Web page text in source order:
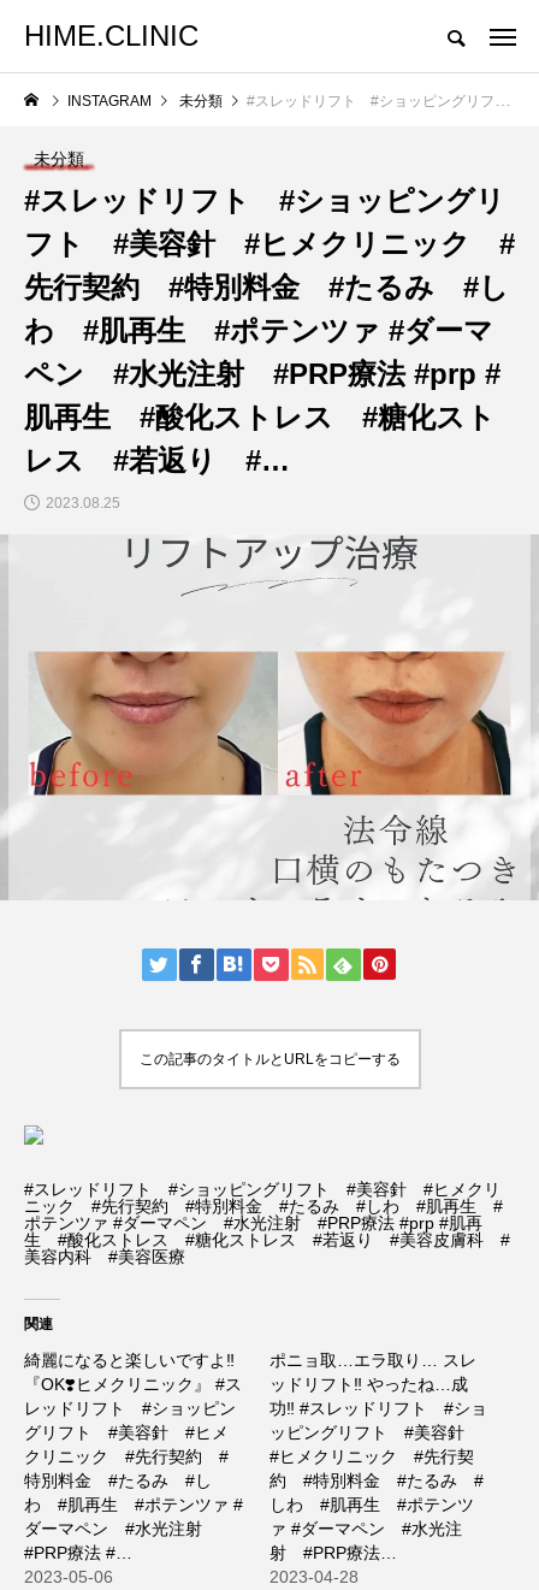
HIME.CLINIC
INSTAGRAM 未分類 #スレッドリフト #ショッピングリフト #美容針 #ヒメクリニック #先行契約 #特別料金 #たるみ #しわ #肌再生 #ポテンツァ #ダーマペン #水光注射 #PRP療法 #prp #肌再生 #酸化ストレス #糖化ストレス #若返り #…
未分類
#スレッドリフト #ショッピングリ
フト #美容針 #ヒメクリニック #
先行契約 #特別料金 #たるみ #し
わ #肌再生 #ポテンツァ #ダーマ
ペン #水光注射 #PRP療法 #prp #
肌再生 #酸化ストレス #糖化スト
レス #若返り #…
2023.08.25
この記事のタイトルとURLをコピーする
#スレッドリフト #ショッピングリフト #美容針 #ヒメクリ
ニック #先行契約 #特別料金 #たるみ #しわ #肌再生 #
ポテンツァ #ダーマペン #水光注射 #PRP療法 #prp #肌再
生 #酸化ストレス #糖化ストレス #若返り #美容皮膚科 #
美容内科 #美容医療
関連
綺麗になると楽しいですよ‼️
『OK❣️ヒメクリニック』 #ス
レッドリフト #ショッピン
グリフト #美容針 #ヒメ
クリニック #先行契約 #
特別料金 #たるみ #し
わ #肌再生 #ポテンツァ #
ダーマペン #水光注射
#PRP療法 #…
2023-05-06
ポニョ取…エラ取り… スレ
ッドリフト‼️ やったね…成
功‼️ #スレッドリフト #ショ
ッピングリフト #美容針
#ヒメクリニック #先行契
約 #特別料金 #たるみ #
しわ #肌再生 #ポテンツ
ァ #ダーマペン #水光注
射 #PRP療法…
2023-04-28